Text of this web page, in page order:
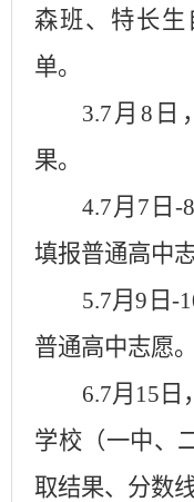
森班、特长生
单。
3.7 月 8 日
果。
4.7月 7 日-8
填报普通高中志
5.7月9 日 -
普通高中志愿。
6.7月 15 日
学校（一中、
取结果、分数线